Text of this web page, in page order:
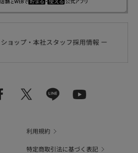
利用規約
特定商取引法に基づく表記